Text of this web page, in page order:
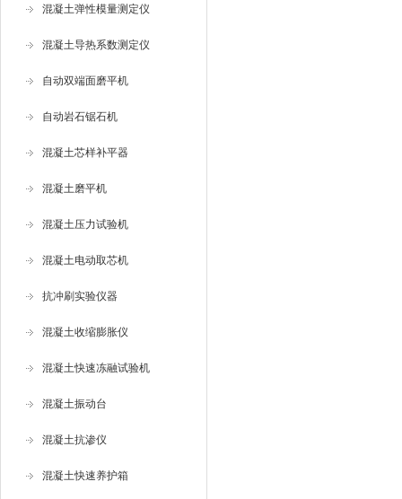
混凝土弹性模量测定仪
混凝土导热系数测定仪
自动双端面磨平机
自动岩石锯石机
混凝土芯样补平器
混凝土磨平机
混凝土压力试验机
混凝土电动取芯机
抗冲刷实验仪器
混凝土收缩膨胀仪
混凝土快速冻融试验机
混凝土振动台
混凝土抗渗仪
混凝土快速养护箱